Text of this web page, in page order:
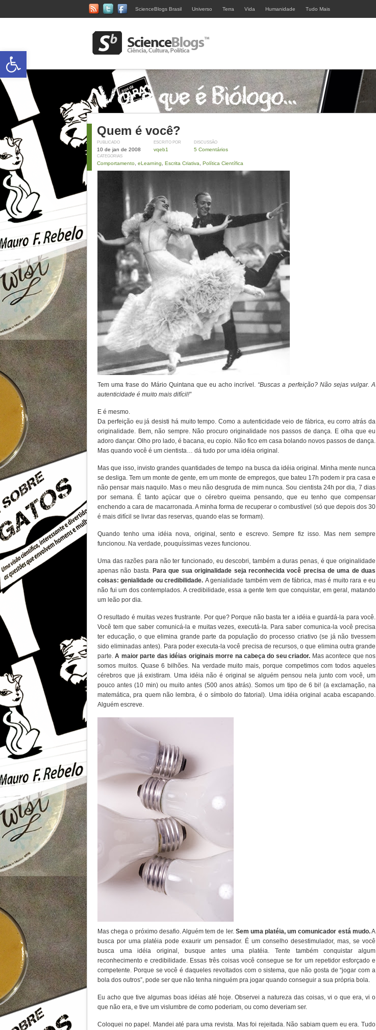
ScienceBlogs Brasil Universo Terra Vida Humanidade Tudo Mais
Quem é você?
PUBLICADO
10 de jan de 2008
ESCRITO POR
vqeb1
DISCUSSÃO
5 Comentários
CATEGORIAS
Comportamento eLearning Escrita Criativa Política Científica
Tem uma frase do Mário Quintana que eu acho incrível. “Buscas a perfeição? Não sejas vulgar. A
autenticidade é muito mais difícil!”
E é mesmo.
Da perfeição eu já desisti há muito tempo. Como a autenticidade veio de fábrica, eu corro atrás da
originalidade. Bem, não sempre. Não procuro originalidade nos passos de dança. E olha que eu
adoro dançar. Olho pro lado, é bacana, eu copio. Não fico em casa bolando novos passos de dança.
Mas quando você é um cientista… dá tudo por uma idéia original.
Mas que isso, invisto grandes quantidades de tempo na busca da idéia original. Minha mente nunca
se desliga. Tem um monte de gente, em um monte de empregos, que bateu 17h podem ir pra casa e
não pensar mais naquilo. Mas o meu não desgruda de mim nunca. Sou cientista 24h por dia, 7 dias
por semana. É tanto açúcar que o cérebro queima pensando, que eu tenho que compensar
enchendo a cara de macarronada. A minha forma de recuperar o combustível (só que depois dos 30
é mais difícil se livrar das reservas, quando elas se formam).
Quando tenho uma idéia nova, original, sento e escrevo. Sempre fiz isso. Mas nem sempre
funcionou. Na verdade, pouquíssimas vezes funcionou.
Uma das razões para não ter funcionado, eu descobri, também a duras penas, é que originalidade
apenas não basta. Para que sua originalidade seja reconhecida você precisa de uma de duas
coisas: genialidade ou credibilidade. A genialidade também vem de fábrica, mas é muito rara e eu
não fui um dos contemplados. A credibilidade, essa a gente tem que conquistar, em geral, matando
um leão por dia.
O resultado é muitas vezes frustrante. Por que? Porque não basta ter a idéia e guardá-la para você.
Você tem que saber comunicá-la e muitas vezes, executá-la. Para saber comunica-la você precisa
ter educação, o que elimina grande parte da população do processo criativo (se já não tivessem
sido eliminadas antes). Para poder executa-la você precisa de recursos, o que elimina outra grande
parte.A maior parte das idéias originais morre na cabeça do seu criador. Mas acontece que nos
somos muitos. Quase 6 bilhões. Na verdade muito mais, porque competimos com todos aqueles
cérebros que já existiram. Uma idéia não é original se alguém pensou nela junto com você, um
pouco antes (10 min) ou muito antes (500 anos atrás). Somos um tipo de 6 bi! (a exclamação, na
matemática, pra quem não lembra, é o símbolo do fatorial). Uma idéia original acaba escapando.
Alguém escreve.
Mas chega o próximo desafio. Alguém tem de ler. Sem uma platéia, um comunicador está mudo.A
busca por uma platéia pode exaurir um pensador. É um conselho desestimulador, mas, se você
busca uma idéia original, busque antes uma platéia. Tente também conquistar algum
reconhecimento e credibilidade. Essas três coisas você consegue se for um repetidor esforçado e
competente. Porque se você é daqueles revoltados com o sistema, que não gosta de “jogar com a
bola dos outros”, pode ser que não tenha ninguém pra jogar quando conseguir a sua própria bola.
Eu acho que tive algumas boas idéias até hoje. Observei a natureza das coisas, vi o que era, vi o
que não era, e tive um vislumbre de como poderiam, ou como deveriam ser.
Coloquei no papel. Mandei até para uma revista. Mas foi rejeitada. Não sabiam quem eu era. Tudo
Abrir a barra de ferramentas